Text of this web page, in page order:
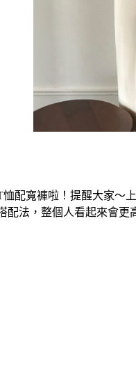
配寬褲啦！提醒大家～
配法，整個人看起來會更